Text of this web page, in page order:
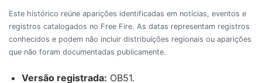
Este histórico reúne aparições identificadas em notícias, eventos e
registros catalogados no Free Fire. As datas representam registros
conhecidos e podem não incluir distribuições regionais ou aparições
que não foram documentadas publicamente.
Versão registrada: OB51.